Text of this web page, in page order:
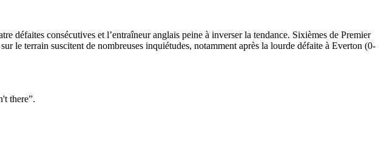
défaites consécutives et l’entraîneur anglais peine à inverser la tendance. Sixièmes de Premier
le terrain suscitent de nombreuses inquiétudes, notamment après la lourde défaite à Everton (0-
there”.